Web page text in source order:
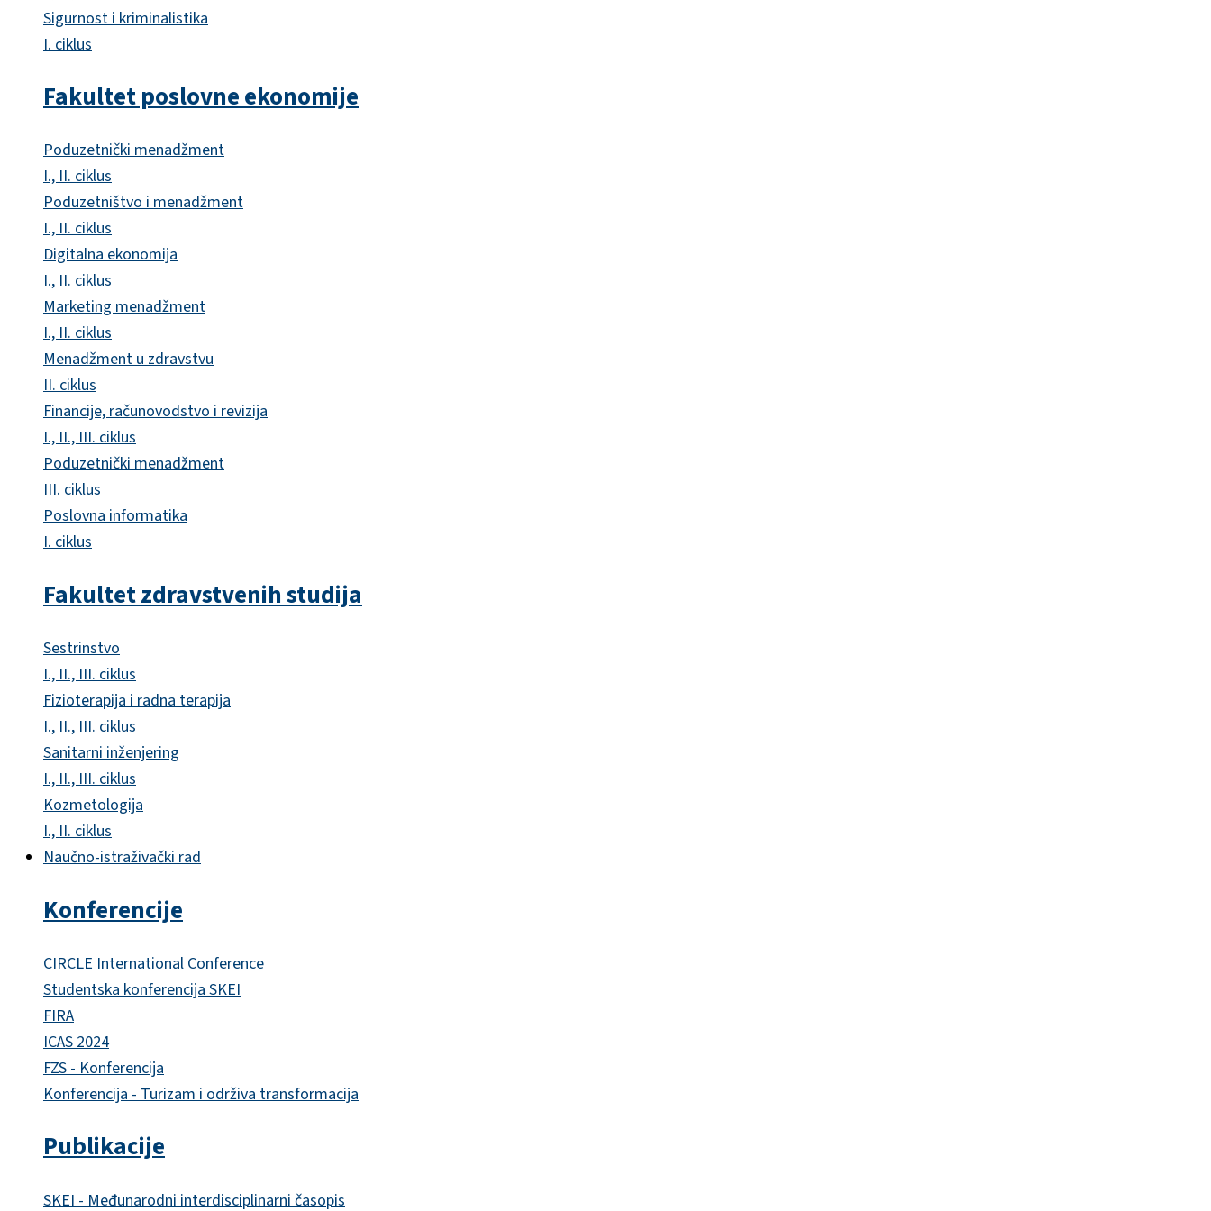
Sigurnost i kriminalistika
I. ciklus
Fakultet poslovne ekonomije
Poduzetnički menadžment
I., II. ciklus
Poduzetništvo i menadžment
I., II. ciklus
Digitalna ekonomija
I., II. ciklus
Marketing menadžment
I., II. ciklus
Menadžment u zdravstvu
II. ciklus
Financije, računovodstvo i revizija
I., II., III. ciklus
Poduzetnički menadžment
III. ciklus
Poslovna informatika
I. ciklus
Fakultet zdravstvenih studija
Sestrinstvo
I., II., III. ciklus
Fizioterapija i radna terapija
I., II., III. ciklus
Sanitarni inženjering
I., II., III. ciklus
Kozmetologija
I., II. ciklus
Naučno-istraživački rad
Konferencije
CIRCLE International Conference
Studentska konferencija SKEI
FIRA
ICAS 2024
FZS - Konferencija
Konferencija - Turizam i održiva transformacija
Publikacije
SKEI - Međunarodni interdisciplinarni časopis